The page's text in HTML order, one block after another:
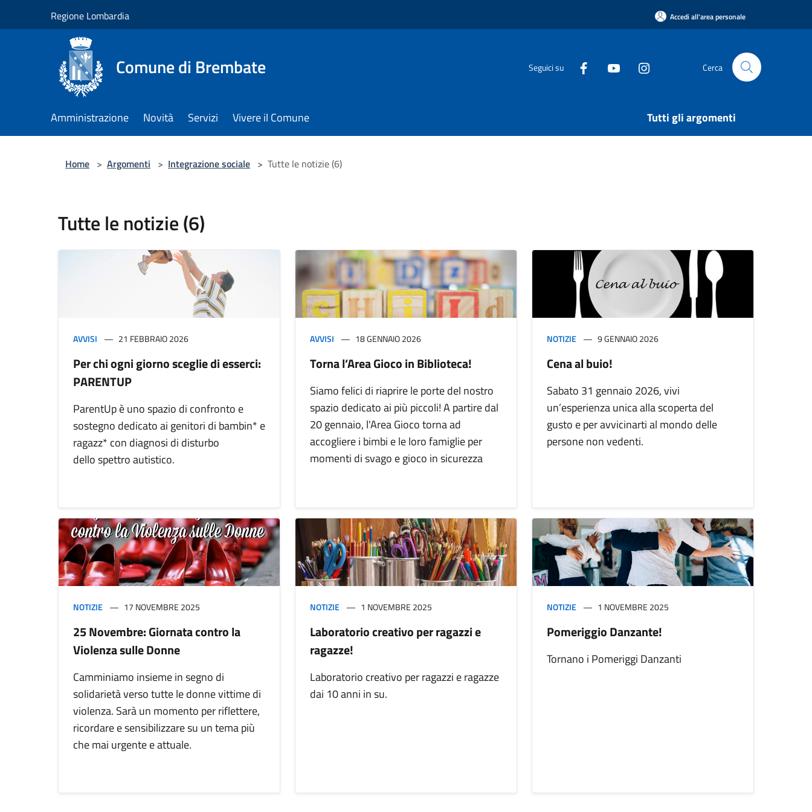
Regione Lombardia Accedi all'area personale
Comune di Brembate Seguici su Cerca
Amministrazione Novità Servizi Vivere il Comune Tutti gli argomenti
Home > Argomenti > Integrazione sociale > Tutte le notizie (6)
Tutte le notizie (6)
AVVISI 21 FEBBRAIO 2026
Per chi ogni giorno sceglie di esserci:
PARENTUP
ParentUp è uno spazio di confronto e
sostegno dedicato ai genitori di bambin* e
ragazz* con diagnosi di disturbo
dello spettro autistico.
AVVISI 18 GENNAIO 2026
Torna l’Area Gioco in Biblioteca!
Siamo felici di riaprire le porte del nostro
spazio dedicato ai più piccoli! A partire dal
20 gennaio, l'Area Gioco torna ad
accogliere i bimbi e le loro famiglie per
momenti di svago e gioco in sicurezza
NOTIZIE 9 GENNAIO 2026
Cena al buio!
Sabato 31 gennaio 2026, vivi
un’esperienza unica alla scoperta del
gusto e per avvicinarti al mondo delle
persone non vedenti.
NOTIZIE 17 NOVEMBRE 2025
25 Novembre: Giornata contro la
Violenza sulle Donne
Camminiamo insieme in segno di
solidarietà verso tutte le donne vittime di
violenza. Sarà un momento per riflettere,
ricordare e sensibilizzare su un tema più
che mai urgente e attuale.
NOTIZIE 1 NOVEMBRE 2025
Laboratorio creativo per ragazzi e
ragazze!
Laboratorio creativo per ragazzi e ragazze
dai 10 anni in su.
NOTIZIE 1 NOVEMBRE 2025
Pomeriggio Danzante!
Tornano i Pomeriggi Danzanti